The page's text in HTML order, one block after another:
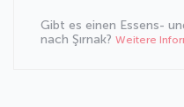
Gibt es einen Essens-
nach Şırnak? Weitere